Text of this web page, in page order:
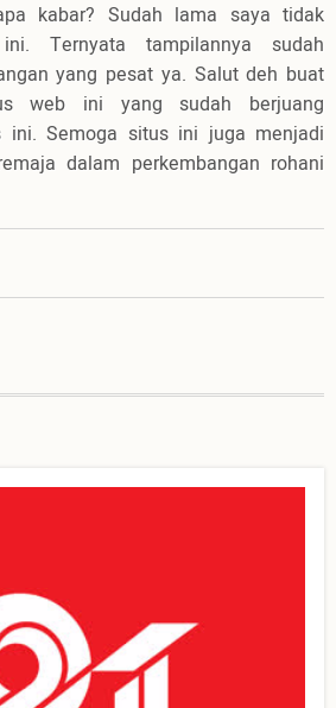
kabar? Sudah lama saya tidak
Ternyata tampilannya sudah
yang pesat ya. Salut deh buat
web ini yang sudah berjuang
ini. Semoga situs ini juga menjadi
dalam perkembangan rohani